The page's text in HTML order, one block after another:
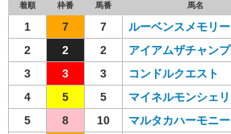
着順 枠番 馬番 馬名
1 7 7 ルーベンスメモリー
2
2 2 アイアムザチャンプ
3
3 3 コンドルクエスト
4
5 5 マイネルモンシェリ
5
8 10 マルタカハーモニー